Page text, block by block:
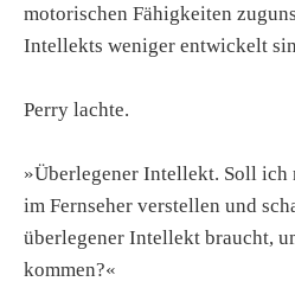
motorischen Fähigkeiten
Intellekts weniger entwickelt
Perry lachte.
»Überlegener Intellekt. Soll ich
im Fernseher verstellen und
überlegener Intellekt braucht,
kommen?«